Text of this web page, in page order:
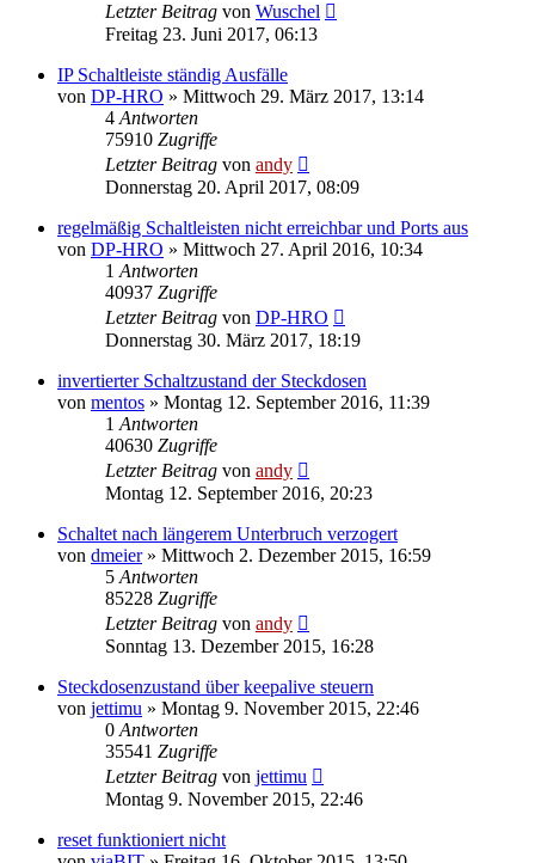
Letzter Beitrag von Wuschel
Freitag 23. Juni 2017, 06:13
IP Schaltleiste ständig Ausfälle
von DP-HRO » Mittwoch 29. März 2017, 13:14
4 Antworten
75910 Zugriffe
Letzter Beitrag von andy
Donnerstag 20. April 2017, 08:09
regelmäßig Schaltleisten nicht erreichbar und Ports aus
von DP-HRO » Mittwoch 27. April 2016, 10:34
1 Antworten
40937 Zugriffe
Letzter Beitrag von DP-HRO
Donnerstag 30. März 2017, 18:19
invertierter Schaltzustand der Steckdosen
von mentos » Montag 12. September 2016, 11:39
1 Antworten
40630 Zugriffe
Letzter Beitrag von andy
Montag 12. September 2016, 20:23
Schaltet nach längerem Unterbruch verzogert
von dmeier» Mittwoch 2. Dezember 2015, 16:59
5 Antworten
85228 Zugriffe
Letzter Beitrag von andy
Sonntag 13. Dezember 2015, 16:28
Steckdosenzustand über keepalive steuern
von jettimu » Montag 9. November 2015, 22:46
0 Antworten
35541 Zugriffe
Letzter Beitrag von jettimu
Montag 9. November 2015, 22:46
reset funktioniert nicht